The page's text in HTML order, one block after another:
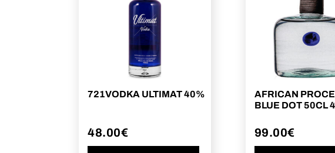
721VODKA ULTIMAT 40%
48.00€
AFRICAN
BLUE DOT 50CL
99.00€